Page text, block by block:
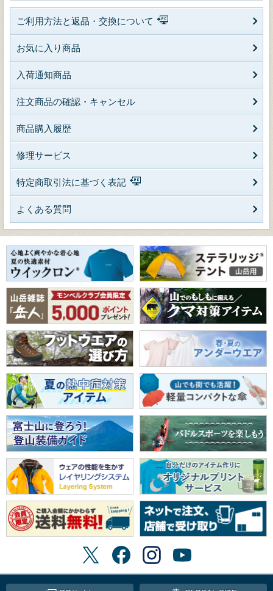
ご利用方法と返品・交換について
お気に入り商品
入荷通知商品
注文商品の確認・キャンセル
商品購入履歴
修理サービス
特定商取引法に基づく表記
よくある質問